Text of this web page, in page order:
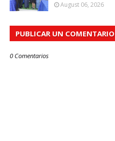
August 06, 2026
PUBLICAR UN COMENTARIO
0 Comentarios